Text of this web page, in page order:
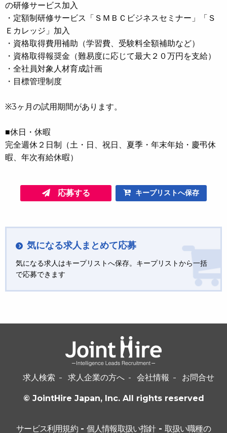
の研修サービス加入
・定額制研修サービス「ＳＭＢＣビジネスセミナー」「Ｓ
Ｅカレッジ」加入
・資格取得費用補助（学習費、受験料全額補助など）
・資格取得報奨金（難易度に応じて最大２０万円を支給）
・全社員対象人材育成計画
・目標管理制度
※3ヶ月の試用期間があります。
■休日・休暇
完全週休２日制（土・日、祝日、夏季・年末年始・慶弔休
暇、年次有給休暇）
応募する キープリストへ保存
気になる求人まとめて応募
気になる求人はキープリストへ保存。キープリストから一括
で応募できます
求人検索 求人企業の方へ 会社情報 お問合せ
© JointHire Japan, Inc. All rights reserved
サービス利用規約- 個人情報取扱い指針- 取扱い職種の